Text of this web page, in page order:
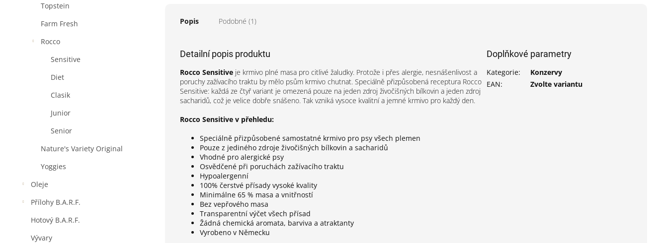
Topstein
Farm Fresh
Rocco
Sensitive
Diet
Clasik
Junior
Senior
Nature's Variety Original
Yoggies
Oleje
Přílohy B.A.R.F.
Hotový B.A.R.F.
Vývary
Popis Podobné (1)
Detailní popis produktu
Rocco Sensitive je krmivo plné masa pro citlivé žaludky. Protože i přes alergie, nesnášenlivost a
poruchy zažívacího traktu by mělo psům krmivo chutnat. Speciálně přizpůsobená receptura Rocco
Sensitive: každá ze čtyř variant je omezená pouze na jeden zdroj živočišných bílkovin a jeden zdroj
sacharidů, což je velice dobře snášeno. Tak vzniká vysoce kvalitní a jemné krmivo pro každý den.
Rocco Sensitive v přehledu:
Speciálně přizpůsobené samostatné krmivo pro psy všech plemen
Pouze z jediného zdroje živočišných bílkovin a sacharidů
Vhodné pro alergické psy
Osvědčené při poruchách zažívacího traktu
Hypoalergenní
100% čerstvé přísady vysoké kvality
Minimálne 65 % masa a vnitřností
Bez vepřového masa
Transparentní výčet všech přísad
Žádná chemická aromata, barviva a atraktanty
Vyrobeno v Německu
Doplňkové parametry
Kategorie:
Konzervy
EAN: Zvolte variantu